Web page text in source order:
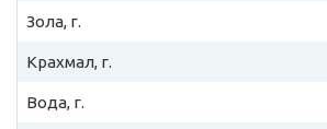
Зола, г.
Крахмал, г.
Вода, г.